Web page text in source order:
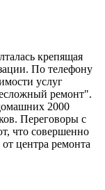
крепящая
По телефону
услуг
ремонт".
2000
Переговоры с
что совершенно
центра ремонта